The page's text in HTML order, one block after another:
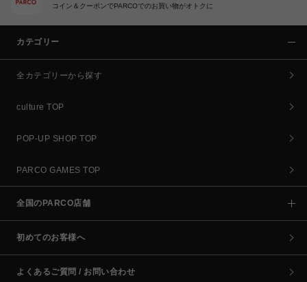
コイン＆クーポンでPARCOでのお買い物がオトクに
カテゴリー
全カテゴリーから探す
culture TOP
POP-UP SHOP TOP
PARCO GAMES TOP
全国のPARCO店舗
初めてのお客様へ
よくあるご質問 / お問い合わせ